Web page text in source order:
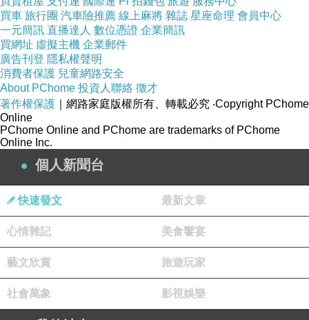
有關於訂房，我個人建議是
決定哪家以後快點下訂！
像這次的話上網找了一下
店） - 京都 的評價還不差～
就儘快 現省衝下去！以免到時候訂不到就哭哭了
(尤其是旅遊旺季更要注意)
而且在HOTELS.COM訂的話訂貴了還能退價
差！沒在怕的！（這點超棒！）
有關 京都旅庵花月（日式旅店） - 京都 的房間介
紹在下面
買車 旅行團 汽車險推薦 線上麻將 雜誌 星座命理 會員中心
一元簡訊 直播達人 數位憑證 企業簡訊
買網址 虛擬主機 企業郵件
廣告刊登 隱私權聲明
消費者保護 兒童網路安全
About PChome 投資人聯絡 徵才
著作權保護 ｜網路家庭版權所有、轉載必究 ‧Copyright PChome
Online
PChome Online and PChome are trademarks of PChome
Online Inc.
個人新聞台
快速發文 最新文章
心情雜記 美食饗宴
藝文欣賞 旅遊玩家
社會萬象 影視娛樂